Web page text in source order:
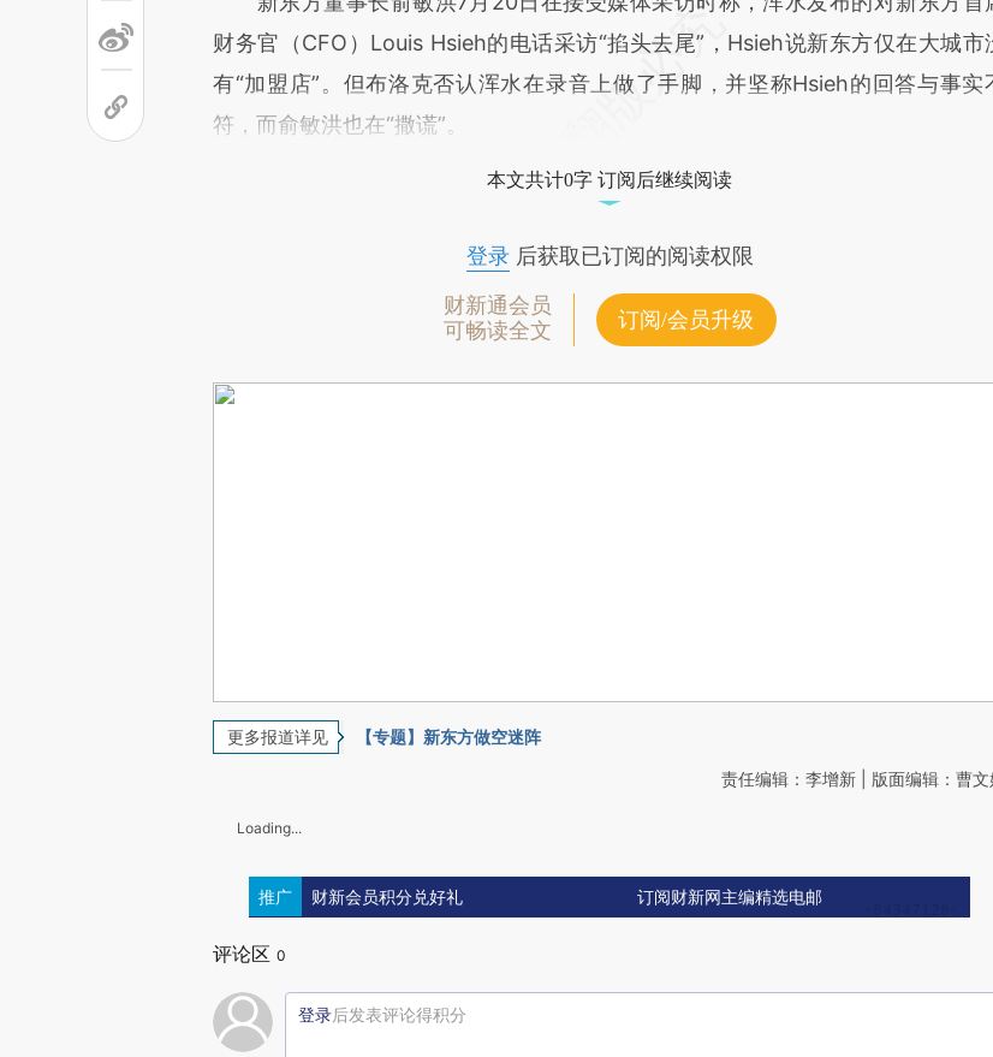
财务官（CFO）Louis Hsieh的电话采访“掐头去尾”，Hsieh说新东方仅在大城市
有“加盟店”。但布洛克否认浑水在录音上做了手脚，并坚称Hsieh的回答与事实
符，而俞敏洪也在“撒谎”。
本文共计0字 订阅后继续阅读
登录后获取已订阅的阅读权限
财新通会员
可畅读全文
订阅/会员升级
更多报道详见 【专题】新东方做空迷阵
责任编辑：李增新 | 版面编辑：曹文
Loading...
推广 财新会员积分兑好礼 订阅财新网主编精选电邮
评论区 0
登录后发表评论得积分